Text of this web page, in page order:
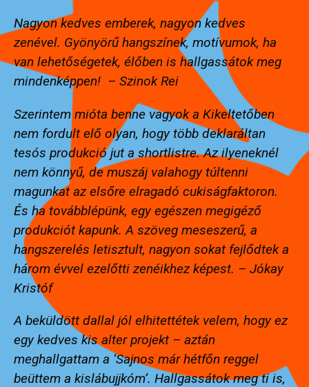
Nagyon kedves emberek, nagyon kedves
zenével. Gyönyörű hangszínek, motívumok, ha
van lehetőségetek, élőben is hallgassátok meg
mindenképpen! – Szinok Rei
Szerintem mióta benne vagyok a Kikeltetőben
nem fordult elő olyan, hogy több deklaráltan
tesós produkció jut a shortlistre. Az ilyeneknél
nem könnyű, de muszáj valahogy túltenni
magunkat az elsőre elragadó cukiságfaktoron.
És ha továbblépünk, egy egészen megigéző
produkciót kapunk. A szöveg meseszerű, a
hangszerelés letisztult, nagyon sokat fejlődtek a
három évvel ezelőtti zenéikhez képest. – Jókay
Kristóf
A beküldött dallal jól elhitettétek velem, hogy ez
egy kedves kis alter projekt – aztán
meghallgattam a ‘Sajnos már hétfőn reggel
beüttem a kislábujjkóm’. Hallgassátok meg ti is,